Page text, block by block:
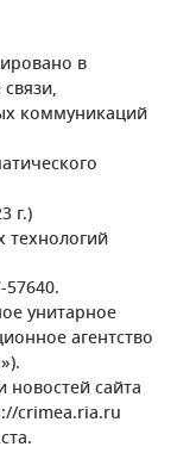
в
коммуникаций
г.)
технологий
унитарное
агентство
сайта
crimea.ria.ru